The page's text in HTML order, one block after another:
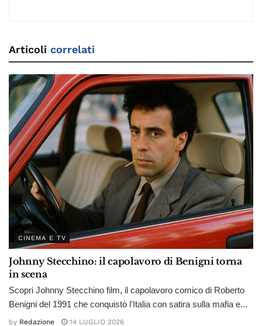
Articoli correlati
CINEMA E TV
Johnny Stecchino: il capolavoro di Benigni torna
in scena
Scopri Johnny Stecchino film, il capolavoro comico di Roberto
Benigni del 1991 che conquistò l'Italia con satira sulla mafia e...
by Redazione 14 LUGLIO 2026